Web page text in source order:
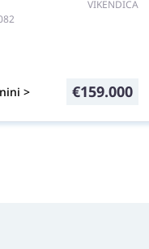
VIKENDICA
> €159.000